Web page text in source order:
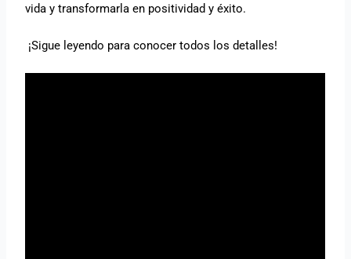
vida y transformarla en positividad y éxito.
¡Sigue leyendo para conocer todos los detalles!